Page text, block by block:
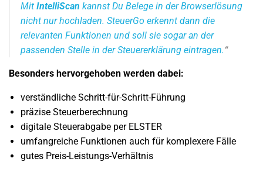
Mit IntelliScan kannst Du Belege in der Browserlösung
nicht nur hochladen. SteuerGo erkennt dann die
relevanten Funktionen und soll sie sogar an der
passenden Stelle in der Steuererklärung eintragen.“
Besonders hervorgehoben werden dabei:
verständliche Schritt-für-Schritt-Führung
präzise Steuerberechnung
digitale Steuerabgabe per ELSTER
umfangreiche Funktionen auch für komplexere Fälle
gutes Preis-Leistungs-Verhältnis